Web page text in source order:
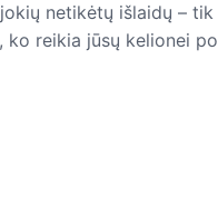
netikėtų išlaidų – tik
ko reikia jūsų kelionei po